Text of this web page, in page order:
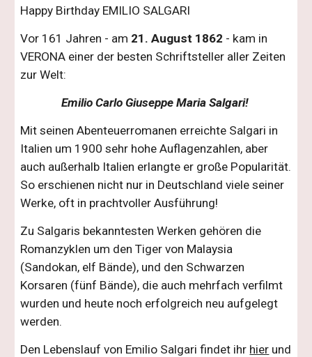
Happy Birthday EMILIO SALGARI
Vor 161 Jahren - am 21. August 1862 - kam in
VERONA einer der besten Schriftsteller aller Zeiten
zur Welt:
Emilio Carlo Giuseppe Maria Salgari!
Mit seinen Abenteuerromanen erreichte Salgari in
Italien um 1900 sehr hohe Auflagenzahlen, aber
auch außerhalb Italien erlangte er große Popularität.
So erschienen nicht nur in Deutschland viele seiner
Werke, oft in prachtvoller Ausführung!
Zu Salgaris bekanntesten Werken gehören die
Romanzyklen um den Tiger von Malaysia
(Sandokan, elf Bände), und den Schwarzen
Korsaren (fünf Bände), die auch mehrfach verfilmt
wurden und heute noch erfolgreich neu aufgelegt
werden.
Den Lebenslauf von Emilio Salgari findet ihr hier und